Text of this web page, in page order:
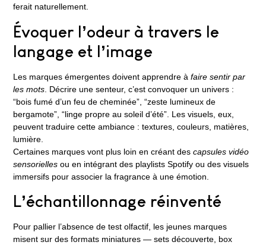
ferait naturellement.
Évoquer l’odeur à travers le
langage et l’image
Les marques émergentes doivent apprendre àfaire sentir par
les mots . Décrire une senteur, c’est convoquer un univers :
“bois fumé d’un feu de cheminée”, “zeste lumineux de
bergamote”, “linge propre au soleil d’été”. Les visuels, eux,
peuvent traduire cette ambiance : textures, couleurs, matières,
lumière.
Certaines marques vont plus loin en créant descapsules vidéo
sensorielles ou en intégrant des playlists Spotify ou des visuels
immersifs pour associer la fragrance à une émotion.
L’échantillonnage réinventé
Pour pallier l’absence de test olfactif, les jeunes marques
misent sur des formats miniatures — sets découverte, box